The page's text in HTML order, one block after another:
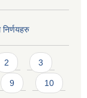
2 3
9 10